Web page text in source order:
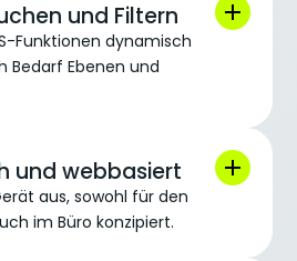
und Filtern
Funktionen dynamisch
Bedarf Ebenen und
und webbasiert
aus, sowohl für den
im Büro konzipiert.